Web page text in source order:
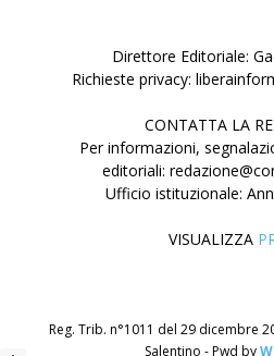
Direttore Editoriale:
Richieste privacy:
CONTATTA LA
Per informazioni,
editoriali:
Ufficio istituzionale:
VISUALIZZA
Reg. Trib. n°1011 del 29 dicembre
Salentino - Pwd by